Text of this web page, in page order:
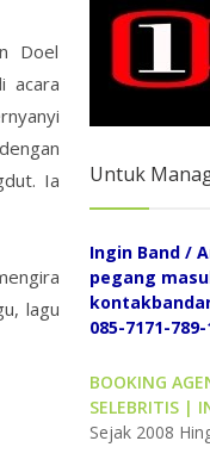
Doel
acara
Ia
lagu
Untuk
Ingin Band /
pegang
085-7171-
BOOKING
SELEBRITIS |
Sejak 2008